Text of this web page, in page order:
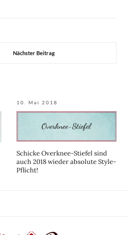
Nächster Beitrag
10. Mai 2018
Schicke Overknee-Stiefel sind
auch 2018 wieder absolute Style-
Pflicht!